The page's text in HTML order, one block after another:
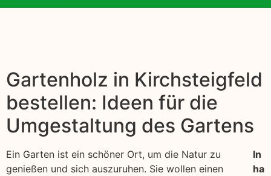
Gartenholz in Kirchsteigfeld
bestellen: Ideen für die
Umgestaltung des Gartens
Ein Garten ist ein schöner Ort, um die Natur zu
genießen und sich auszuruhen. Sie wollen einen
In
ha